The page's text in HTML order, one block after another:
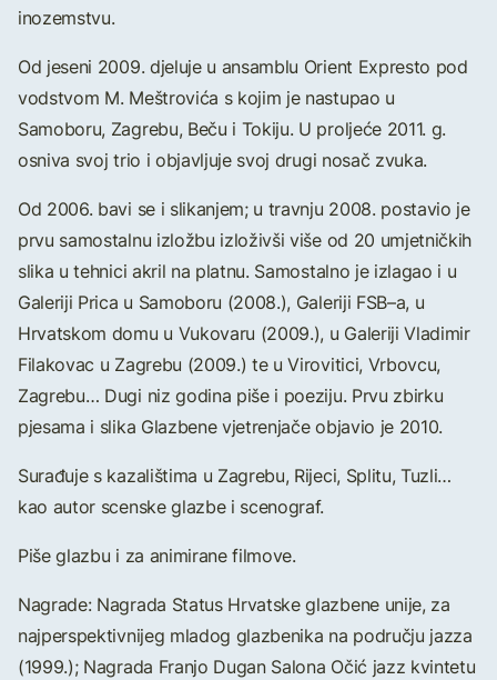
inozemstvu.
Od jeseni 2009. djeluje u ansamblu Orient Expresto pod
vodstvom M. Meštrovića s kojim je nastupao u
Samoboru, Zagrebu, Beču i Tokiju. U proljeće 2011. g.
osniva svoj trio i objavljuje svoj drugi nosač zvuka.
Od 2006. bavi se i slikanjem; u travnju 2008. postavio je
prvu samostalnu izložbu izloživši više od 20 umjetničkih
slika u tehnici akril na platnu. Samostalno je izlagao i u
Galeriji Prica u Samoboru (2008.), Galeriji FSB–a, u
Hrvatskom domu u Vukovaru (2009.), u Galeriji Vladimir
Filakovac u Zagrebu (2009.) te u Virovitici, Vrbovcu,
Zagrebu… Dugi niz godina piše i poeziju. Prvu zbirku
pjesama i slika Glazbene vjetrenjače objavio je 2010.
Surađuje s kazalištima u Zagrebu, Rijeci, Splitu, Tuzli…
kao autor scenske glazbe i scenograf.
Piše glazbu i za animirane filmove.
Nagrade: Nagrada Status Hrvatske glazbene unije, za
najperspektivnijeg mladog glazbenika na području jazza
(1999.); Nagrada Franjo Dugan Salona Očić jazz kvintetu